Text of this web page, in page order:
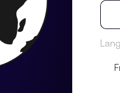
détail du nouveau